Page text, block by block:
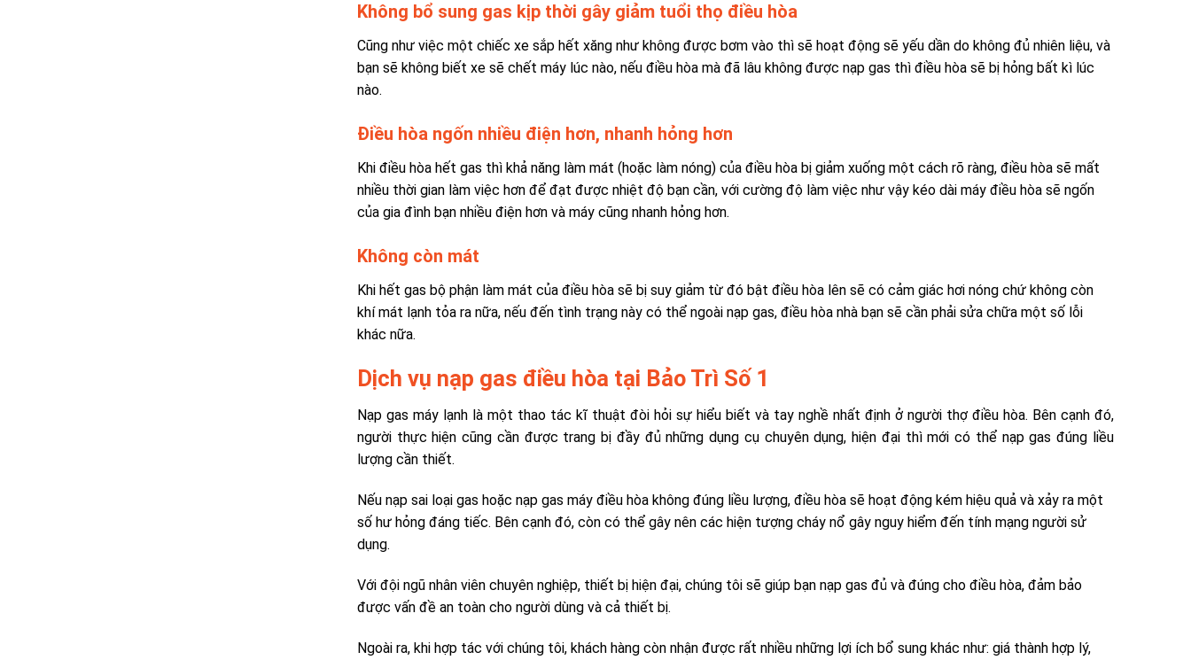
Không bổ sung gas kịp thời gây giảm tuổi thọ điều hòa
Cũng như việc một chiếc xe sắp hết xăng như không được bơm vào thì sẽ hoạt động sẽ yếu dần do không đủ nhiên liệu, và
bạn sẽ không biết xe sẽ chết máy lúc nào, nếu điều hòa mà đã lâu không được nạp gas thì điều hòa sẽ bị hỏng bất kì lúc
nào.
Điều hòa ngốn nhiều điện hơn, nhanh hỏng hơn
Khi điều hòa hết gas thì khả năng làm mát (hoặc làm nóng) của điều hòa bị giảm xuống một cách rõ ràng, điều hòa sẽ mất
nhiều thời gian làm việc hơn để đạt được nhiệt độ bạn cần, với cường độ làm việc như vậy kéo dài máy điều hòa sẽ ngốn
của gia đình bạn nhiều điện hơn và máy cũng nhanh hỏng hơn.
Không còn mát
Khi hết gas bộ phận làm mát của điều hòa sẽ bị suy giảm từ đó bật điều hòa lên sẽ có cảm giác hơi nóng chứ không còn
khí mát lạnh tỏa ra nữa, nếu đến tình trạng này có thể ngoài nạp gas, điều hòa nhà bạn sẽ cần phải sửa chữa một số lỗi
khác nữa.
Dịch vụ nạp gas điều hòa tại Bảo Trì Số 1
Nạp gas máy lạnh là một thao tác kĩ thuật đòi hỏi sự hiểu biết và tay nghề nhất định ở người thợ điều hòa. Bên cạnh đó,
người thực hiện cũng cần được trang bị đầy đủ những dụng cụ chuyên dụng, hiện đại thì mới có thể nạp gas đúng liều
lượng cần thiết.
Nếu nạp sai loại gas hoặc nạp gas máy điều hòa không đúng liều lượng, điều hòa sẽ hoạt động kém hiệu quả và xảy ra một
số hư hỏng đáng tiếc. Bên cạnh đó, còn có thể gây nên các hiện tượng cháy nổ gây nguy hiểm đến tính mạng người sử
dụng.
Với đội ngũ nhân viên chuyên nghiệp, thiết bị hiện đại, chúng tôi sẽ giúp bạn nạp gas đủ và đúng cho điều hòa, đảm bảo
được vấn đề an toàn cho người dùng và cả thiết bị.
Ngoài ra, khi hợp tác với chúng tôi, khách hàng còn nhận được rất nhiều những lợi ích bổ sung khác như: giá thành hợp lý,